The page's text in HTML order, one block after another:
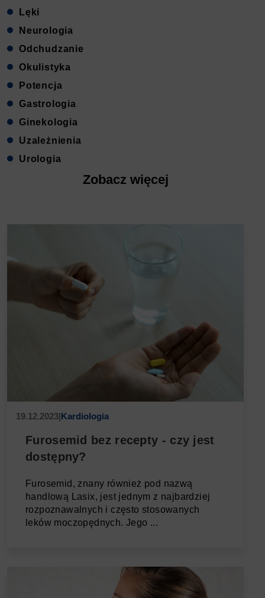
Lęki
Neurologia
Odchudzanie
Okulistyka
Potencja
Gastrologia
Ginekologia
Uzależnienia
Urologia
Zobacz więcej
19.12.2023|Kardiologia
Furosemid bez recepty - czy jest
dostępny?
Furosemid, znany również pod nazwą
handlową Lasix, jest jednym z najbardziej
rozpoznawalnych i często stosowanych
leków moczopędnych. Jego ...